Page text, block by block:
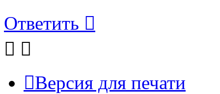
Ответить
Версия для печати